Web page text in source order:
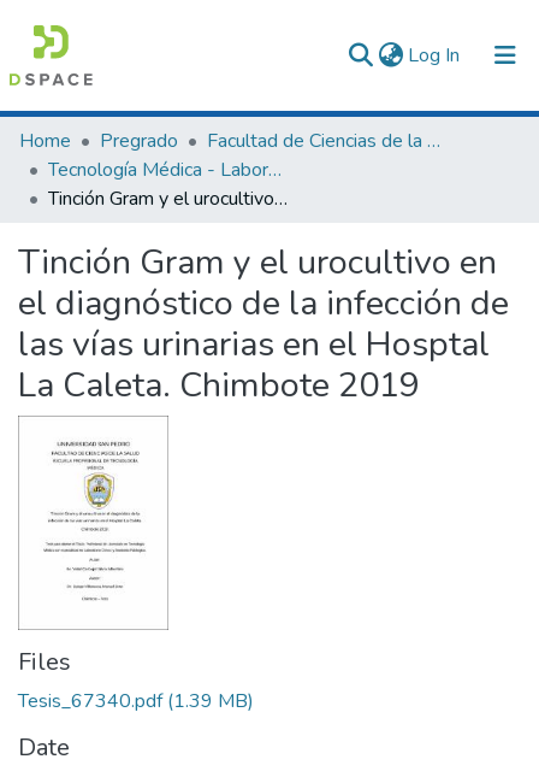
Log In (current)
Communities & Collections
All of DSpace
Home Pregrado
Facultad de Ciencias de la Salud
Tecnología Médica - Laboratorio Clínico y Anatomía Patológica
Tinción Gram y el urocultivo en el diagnóstico de la infección de las vías urinarias en el Hosptal La Caleta. Chimbote 2019
Tinción Gram y el urocultivo en
el diagnóstico de la infección de
las vías urinarias en el Hosptal
La Caleta. Chimbote 2019
Files
Tesis_67340.pdf(1.39 MB)
Date